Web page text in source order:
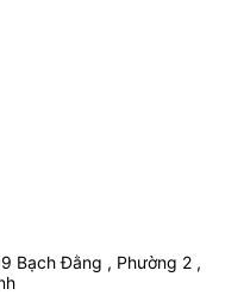
Bạch Đằng , Phường 2 ,